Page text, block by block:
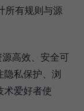
所有规则与源
高效、安全可
隐私保护、浏
术爱好者使